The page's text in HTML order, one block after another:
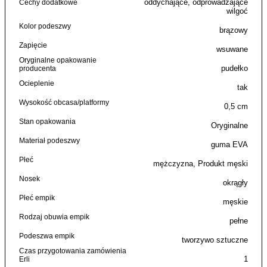
odwiedzają
Cechy dodatkowe
oddychające, odprowadzające
wilgoć
Kolor podeszwy brązowy
Zapięcie wsuwane
Oryginalne opakowanie
producenta
pudełko
Ocieplenie tak
Wysokość obcasa/platformy 0,5 cm
Stan opakowania Oryginalne
Materiał podeszwy guma EVA
Płeć mężczyzna, Produkt męski
Nosek okrągły
Płeć empik męskie
Rodzaj obuwia empik pełne
Podeszwa empik tworzywo sztuczne
Czas przygotowania zamówienia
Erli
1